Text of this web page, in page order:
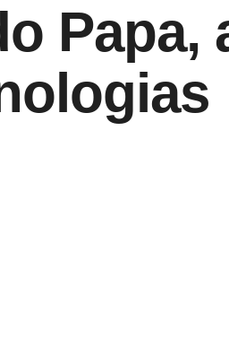
Papa,